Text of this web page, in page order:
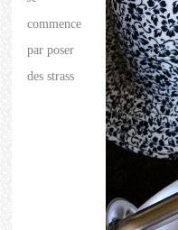
commence
par poser
des strass